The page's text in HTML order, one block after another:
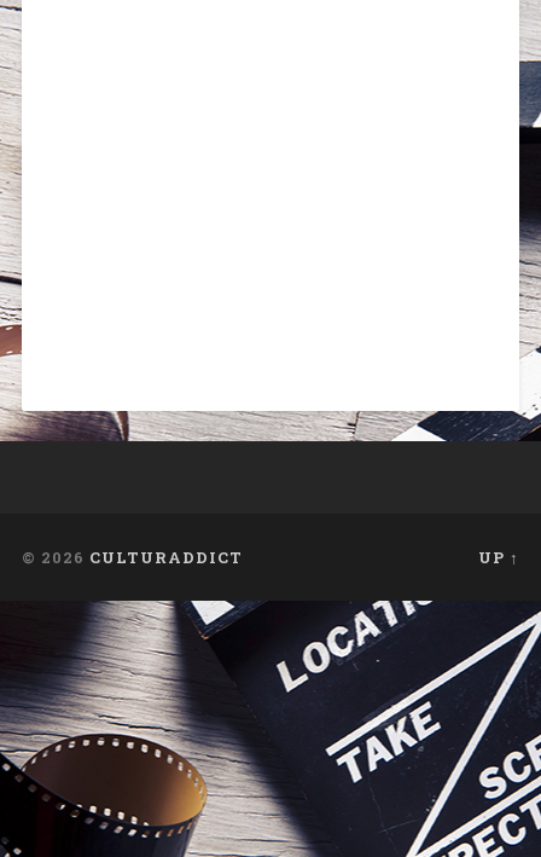
© 2026 CULTURADDICT UP ↑